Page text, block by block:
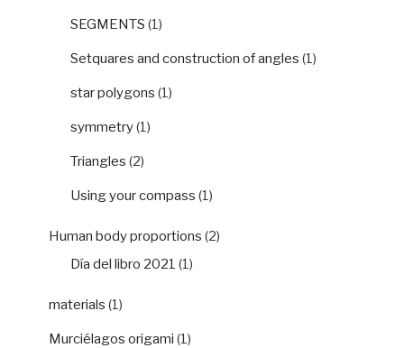
SEGMENTS (1)
Setquares and construction of angles (1)
star polygons (1)
symmetry(1)
Triangles (2)
Using your compass (1)
Human body proportions (2)
Día del libro 2021 (1)
materials (1)
Murciélagos origami (1)